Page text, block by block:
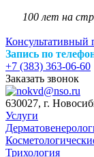
100 лет на
Консультативный
Запись по
+7 (383) 363-06-60
Заказать звонок
630027, г.
Услуги
Трихология